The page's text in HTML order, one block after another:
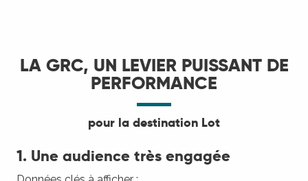
LA GRC, UN LEVIER PUISSANT DE
PERFORMANCE
pour la destination Lot
1. Une audience très engagée